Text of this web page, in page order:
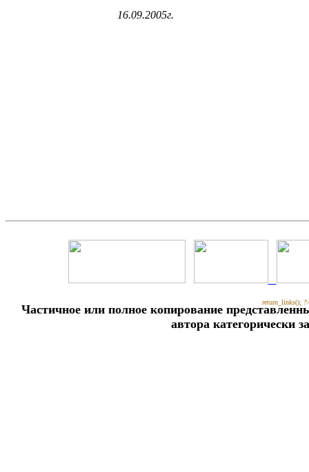
16.09.2005г.
return_links();
Частичное или полное копирование
автора категорически